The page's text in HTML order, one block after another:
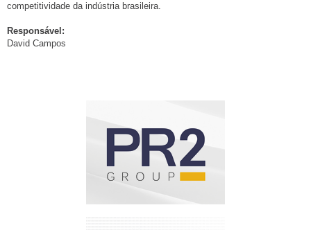
competitividade da indústria brasileira.
Responsável:
David Campos